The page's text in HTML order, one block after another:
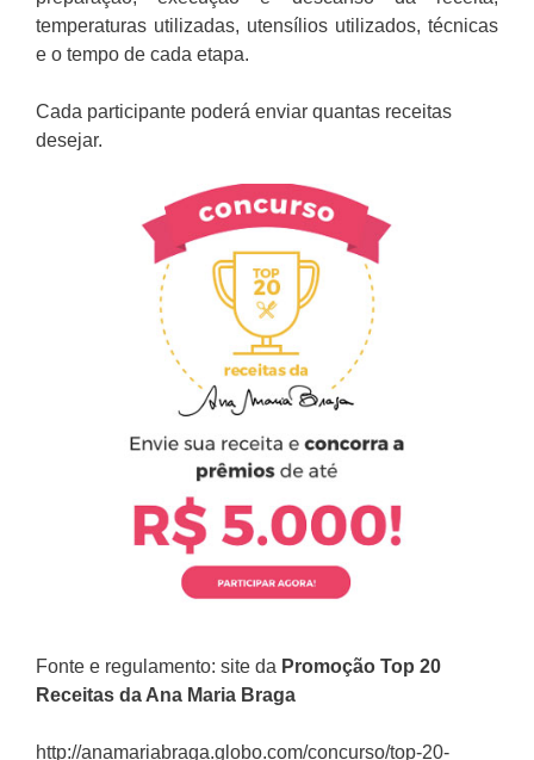
temperaturas utilizadas, utensílios utilizados, técnicas
e o tempo de cada etapa.
Cada participante poderá enviar quantas receitas
desejar.
Fonte e regulamento: site da Promoção Top 20
Receitas da Ana Maria Braga
http://anamariabraga.globo.com/concurso/top-20-